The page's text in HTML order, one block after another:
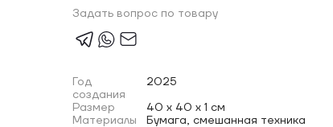
Задать вопрос по товару
Год
создания
2025
Размер
40 x 40 x 1 см
Материалы
Бумага, смешанная техника